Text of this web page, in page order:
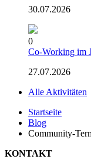
30.07.2026
0
Co-Working im
27.07.2026
Alle Aktivitäten
Startseite
Blog
Community-
KONTAKT